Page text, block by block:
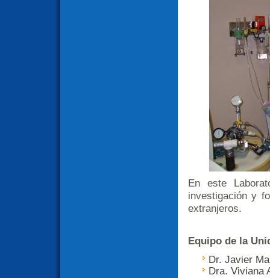
En este
investigación y
extranjeros.
Equipo de la
Dr. Javier
Dra. Viviana